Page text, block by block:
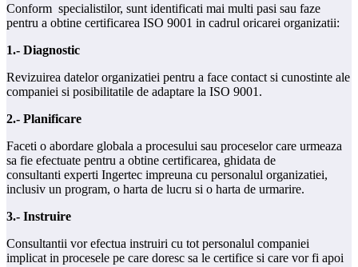
Conform specialistilor, sunt identificati mai multi pasi sau faze
pentru a obtine certificarea ISO 9001 in cadrul oricarei organizatii:
1.- Diagnostic
Revizuirea datelor organizatiei pentru a face contact si cunostinte ale
companiei si posibilitatile de adaptare la ISO 9001.
2.- Planificare
Faceti o abordare globala a procesului sau proceselor care urmeaza
sa fie efectuate pentru a obtine certificarea, ghidata de
consultanti experti Ingertec impreuna cu personalul organizatiei,
inclusiv un program, o harta de lucru si o harta de urmarire.
3.- Instruire
Consultantii vor efectua instruiri cu tot personalul companiei
implicat in procesele pe care doresc sa le certifice si care vor fi apoi